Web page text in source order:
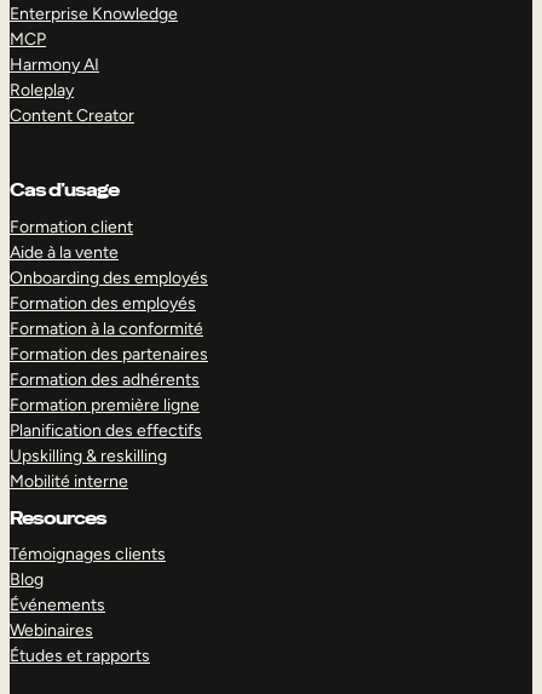
Enterprise Knowledge
MCP
Harmony AI
Roleplay
Content Creator
Cas d’usage
Formation client
Aide à la vente
Onboarding des employés
Formation des employés
Formation à la conformité
Formation des partenaires
Formation des adhérents
Formation première ligne
Planification des effectifs
Upskilling & reskilling
Mobilité interne
Resources
Témoignages clients
Blog
Événements
Webinaires
Études et rapports